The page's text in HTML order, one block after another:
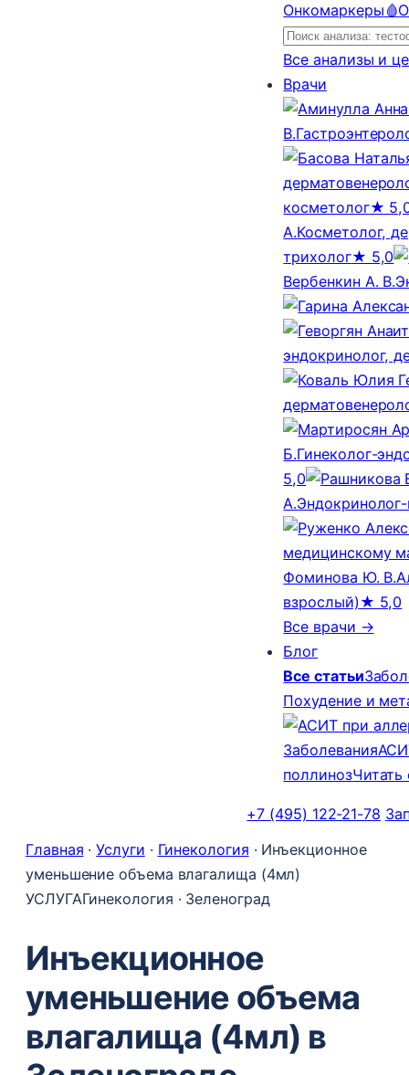
Онкомаркеры 🩸
Все анализы и
Врачи
В.
косметолог★
А.Косметолог,
трихолог★ 5,0
Вербенкин А. В.
эндокринолог,
Б.Гинеколог-
5,0
А.
медицинскому
Фоминова Ю. В.
взрослый) ★ 5,0
Все врачи →
Блог
Все статьи
Похудение и
Заболевания
поллиноз
+7 (495) 122-21-78
Главная ·Услуги · Гинекология · Инъекционное
уменьшение объема влагалища (4мл)
УСЛУГАГинекология · Зеленоград
Инъекционное
уменьшение объема
влагалища (4мл) в